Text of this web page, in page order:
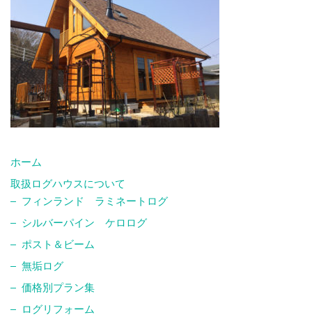
ホーム
取扱ログハウスについて
フィンランド ラミネートログ
シルバーパイン ケロログ
ポスト＆ビーム
無垢ログ
価格別プラン集
ログリフォーム